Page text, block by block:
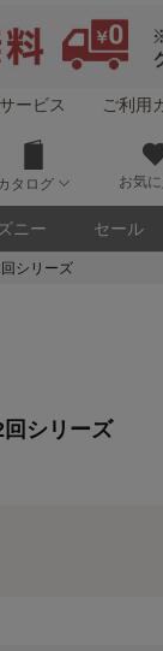
ービス ご利用
タログ お気に
ニー セール
シリーズ
回シリーズ
用されます。